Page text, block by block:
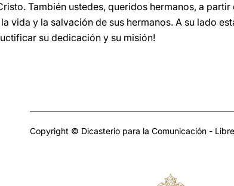
También ustedes, queridos hermanos, a
vida y la salvación de sus hermanos. A su lado
su dedicación y su misión!
Copyright © Dicasterio para la Comunicación -